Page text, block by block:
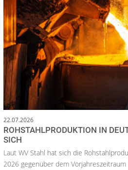
22.07.2026
ROHSTAHLPRODUKTION IN
SICH
Laut WV Stahl hat sich die
2026 gegenüber dem